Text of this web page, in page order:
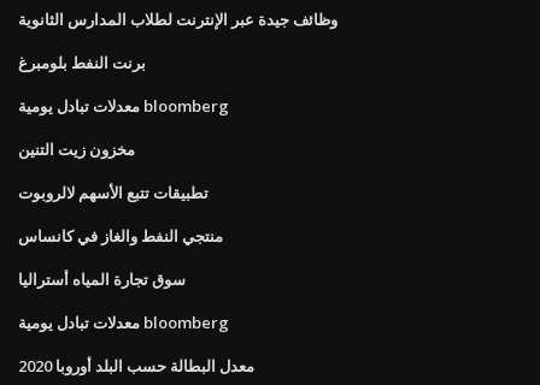
وظائف جيدة عبر الإنترنت لطلاب المدارس الثانوية
برنت النفط بلومبرغ
معدلات تبادل يومية bloomberg
مخزون زيت التنين
تطبيقات تتبع الأسهم لالروبوت
منتجي النفط والغاز في كانساس
سوق تجارة المياه أستراليا
معدلات تبادل يومية bloomberg
معدل البطالة حسب البلد أوروبا 2020